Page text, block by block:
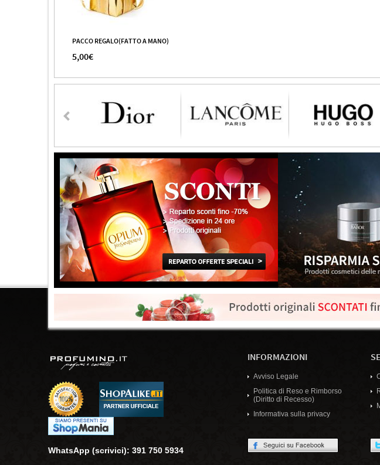
PACCO REGALO(FATTO A MANO)
5,00€
WhatsApp (scrivici): 391 750 5934
INFORMAZIONI
Avviso Legale
Politica di Reso e Rimborso
(Diritto di Recesso)
Informativa sulla privacy